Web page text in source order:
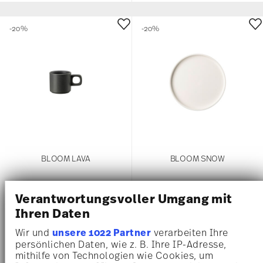
Verantwortungsvoller Umgang mit
Ihren Daten
Wir und unsere 1022 Partnerverarbeiten Ihre
persönlichen Daten, wie z. B. Ihre IP-Adresse,
mithilfe von Technologien wie Cookies, um
BLOOM LAVA
11,60 €Price reduced from
14,50 €to
30-Tage-Bestpreis:14,50 €
-20%
BLOOM SNOW
15,60 €Price reduced
19,50 €to
-20%